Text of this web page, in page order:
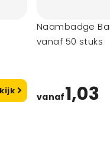
Naambadge
vanaf 50 stuks
vanaf1,03